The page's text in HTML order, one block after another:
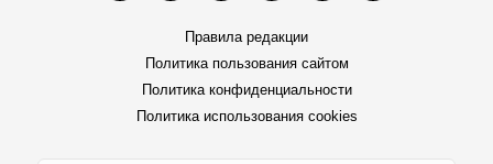
Правила редакции
Политика пользования сайтом
Политика конфиденциальности
Политика использования cookies